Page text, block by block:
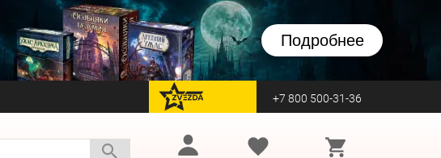
Подробнее
перейти на Zvezda +7 800 500-31-36